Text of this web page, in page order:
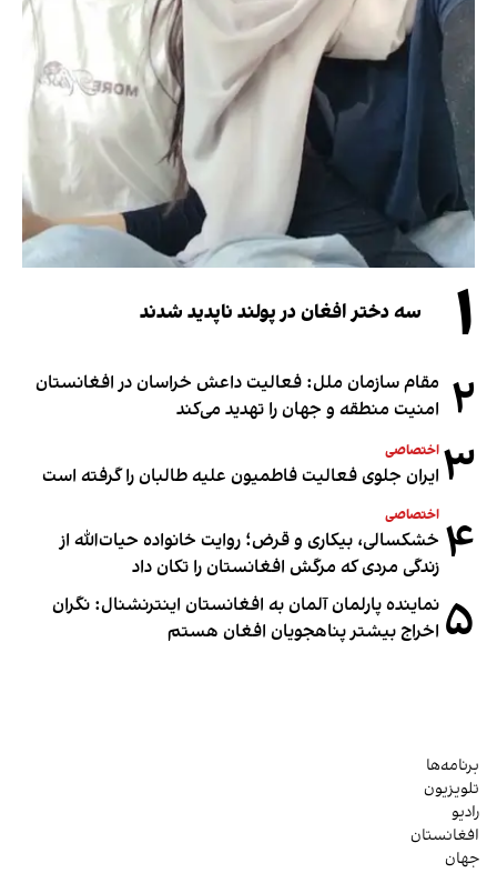
۱ سه دختر افغان در پولند ناپدید شدند
۲ مقام سازمان ملل: فعالیت داعش خراسان در افغانستان
امنیت منطقه و جهان را تهدید می‌کند
۳ اختصاصی
ایران جلوی فعالیت فاطمیون علیه طالبان را گرفته است
۴ اختصاصی
خشکسالی، بیکاری و قرض؛ روایت خانواده حیات‌الله از
زندگی مردی که مرگش افغانستان را تکان داد
۵ نماینده پارلمان آلمان به افغانستان اینترنشنال: نگران
اخراج بیشتر پناهجویان افغان هستم
برنامه‌ها
تلویزیون
رادیو
افغانستان
جهان